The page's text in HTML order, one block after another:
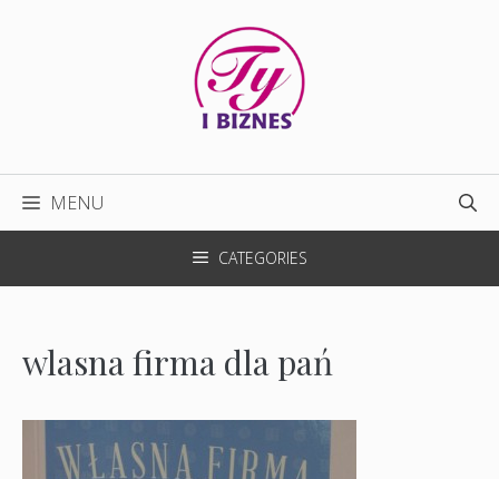
MENU
CATEGORIES
wlasna firma dla pań